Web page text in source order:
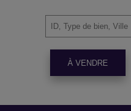
À VENDRE